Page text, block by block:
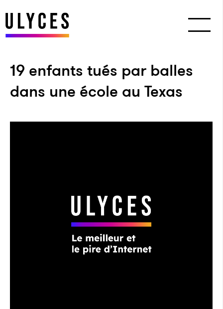
19 enfants tués par balles
dans une école au Texas